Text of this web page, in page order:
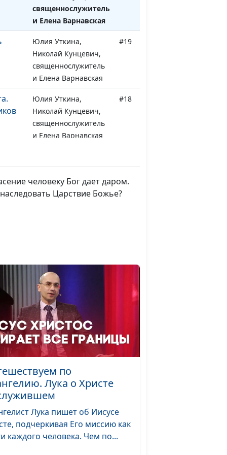
священнослужитель
и Елена Варнавская
Юлия Уткина,
Николай Кунцевич,
священнослужитель
и Елена Варнавская
#19
Юлия Уткина,
Николай Кунцевич,
священнослужитель
и Елена Варнавская
#18
Николай Кунцевич,
священнослужитель
и Елена Варнавская
Николай Кунцевич,
священнослужитель
Юлия Уткина,
Николай Кунцевич,
священнослужитель
и Елена Варнавская
Николай Кунцевич,
священнослужитель
и Елена Варнавская
Юлия Уткина,
Николай Кунцевич,
человеку Бог дает даром.
Царствие Божье?
по
Лука о Христе
Лука пишет об Иисусе
подчеркивая Его миссию как
каждого человека. Чем по...